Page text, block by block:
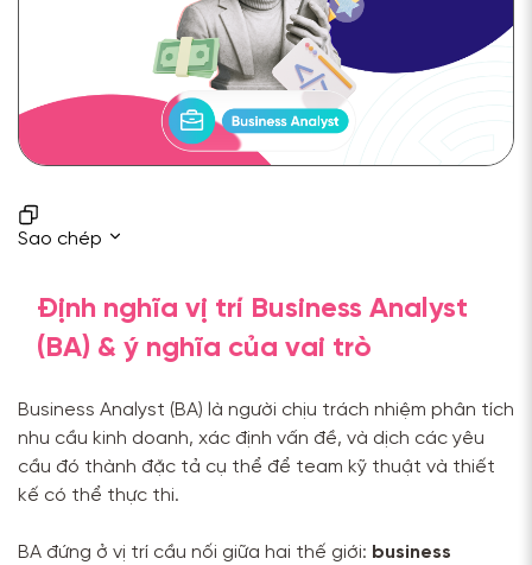
Sao chép
Định nghĩa vị trí Business Analyst
(BA) & ý nghĩa của vai trò
Business Analyst (BA) là người chịu trách nhiệm phân tích
nhu cầu kinh doanh, xác định vấn đề, và dịch các yêu
cầu đó thành đặc tả cụ thể để team kỹ thuật và thiết
kế có thể thực thi.
BA đứng ở vị trí cầu nối giữa hai thế giới: business